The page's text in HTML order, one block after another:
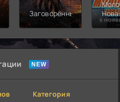
Заговорённый
Категория